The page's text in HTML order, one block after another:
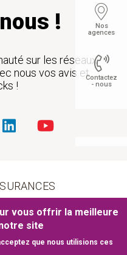
!
sur les réseaux
nous vos avis et
!
site
Nos
agences
Contactez
- nous
vous offrir la meilleure
site
que nous utilisions ces